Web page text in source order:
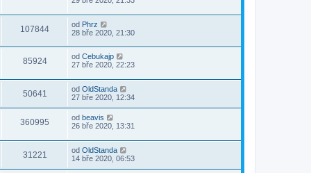
107844 od Phrz
28 bře 2020, 21:30
85924 od Cebukajp
27 bře 2020, 22:23
50641 od OldStanda
27 bře 2020, 12:34
360995 od beavis
26 bře 2020, 13:31
31221 od OldStanda
14 bře 2020, 06:53